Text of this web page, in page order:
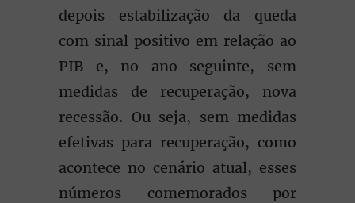
depois estabilização da queda
com sinal positivo em relação ao
PIB e, no ano seguinte, sem
medidas de recuperação, nova
recessão. Ou seja, sem medidas
efetivas para recuperação, como
acontece no cenário atual, esses
números comemorados por